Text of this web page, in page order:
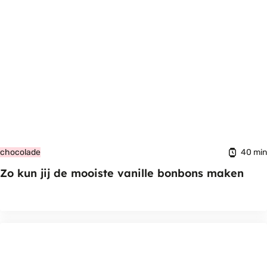
chocolade 40 min
Zo kun jij de mooiste vanille bonbons maken